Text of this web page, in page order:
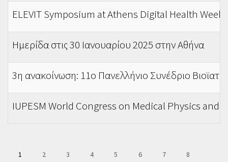
ELEVIT Symposium at Athens Digital Health Week
Ημερίδα στις 30 Ιανουαρίου 2025 στην Αθήνα
3η ανακοίνωση: 11ο Πανελλήνιο Συνέδριο
IUPESM World Congress on Medical Physics and
Current
1 Page
2 Page
3 Page
4 Page
5 Page
6 Page
7 Page
8